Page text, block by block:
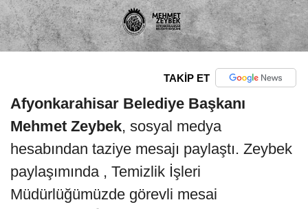
TAKİP ET
Afyonkarahisar Belediye Başkanı
Mehmet Zeybek, sosyal medya
hesabından taziye mesajı paylaştı. Zeybek
paylaşımında , Temizlik İşleri
Müdürlüğümüzde görevli mesai